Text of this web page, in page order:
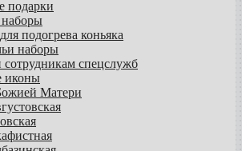
подарки
подогрева коньяка
наборы
спецслужб
иконы
Матери